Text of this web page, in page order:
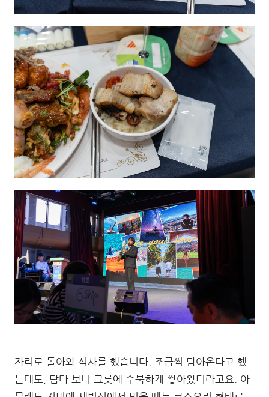
자리로 돌아와 식사를 했습니다. 조금씩 담아온다고 했
는데도, 담다 보니 그릇에 수북하게 쌓아왔더라고요. 아